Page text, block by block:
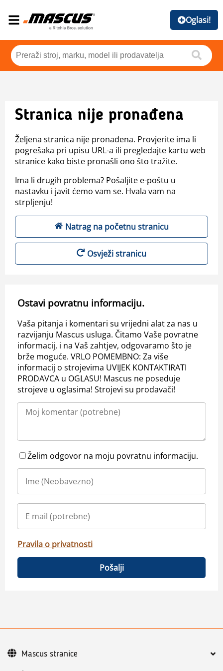
Oglasi!
Stranica nije pronađena
Željena stranica nije pronađena. Provjerite ima li
pogrešaka pri upisu URL-a ili pregledajte kartu web
stranice kako biste pronašli ono što tražite.
Ima li drugih problema? Pošaljite e-poštu u
nastavku i javit ćemo vam se. Hvala vam na
strpljenju!
Natrag na početnu stranicu
Osvježi stranicu
Ostavi povratnu informaciju.
Vaša pitanja i komentari su vrijedni alat za nas u
razvijanju Mascus usluga. Čitamo Vaše povratne
informacij, i na Vaš zahtjev, odgovaramo što je
brže moguće. VRLO POMEMBNO: Za više
informacij o strojevima UVIJEK KONTAKTIRATI
PRODAVCA u OGLASU! Mascus ne poseduje
strojeve u oglasima! Strojevi su prodavači!
Želim odgovor na moju povratnu informaciju.
Pravila o privatnosti
Pošalji
Mascus stranice